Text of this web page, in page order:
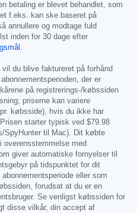
betaling er blevet behandlet, som
f.eks. kan ske baseret på
annullere og modtage fuld
inden for 30 dage efter
.
du blive faktureret på forhånd
der er
på registrerings-/købssiden
priserne kan variere
købsside), hvis du ikke har
starter typisk ved $79.98
SpyHunter til Mac). Dit købte
i overensstemmelse med
giver automatiske fornyelser til
på tidspunktet for dit
eller som
forudsat at du er en
Se venligst købssiden for
disse vilkår, din accept af